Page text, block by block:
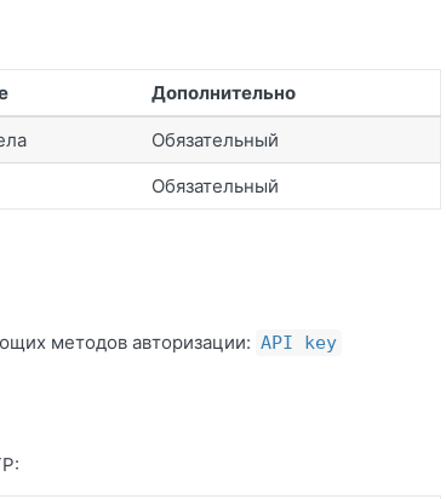
Дополнительно
Обязательный
Обязательный
методов авторизации: API key